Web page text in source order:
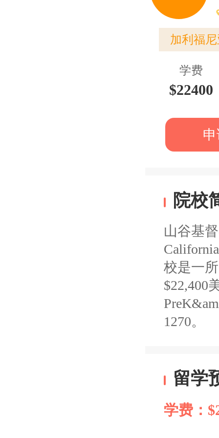
加利福
学费
$22400
院校
山谷基
校是一
$22,400
1270。
留学
学费：